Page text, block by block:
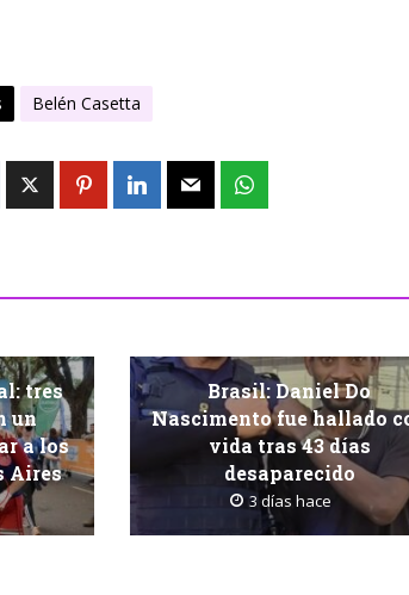
Belén Casetta
tres
un
a los
Aires
Brasil: Daniel Do
Nascimento fue hallado
vida tras 43 días
desaparecido
3 días hace